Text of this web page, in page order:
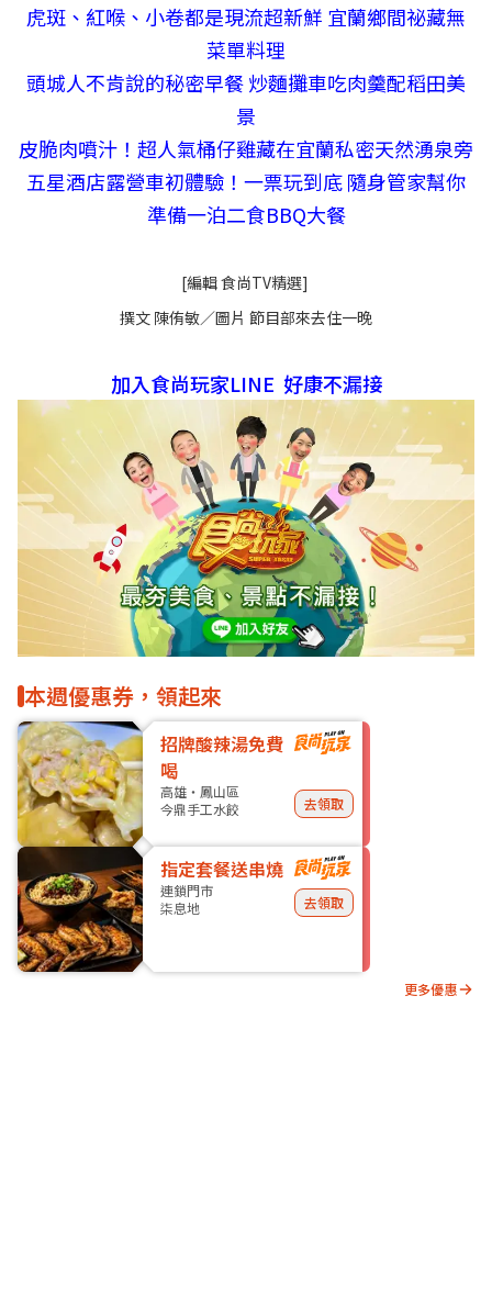
虎斑、紅喉、小卷都是現流超新鮮 宜蘭鄉間祕藏無
菜單料理
頭城人不肯說的秘密早餐 炒麵攤車吃肉羹配稻田美
景
皮脆肉噴汁！超人氣桶仔雞藏在宜蘭私密天然湧泉旁
五星酒店露營車初體驗！一票玩到底 隨身管家幫你
準備一泊二食BBQ大餐
[編輯 食尚TV精選]
撰文 陳侑敏／圖片 節目部來去住一晚
加入食尚玩家LINE 好康不漏接
本週優惠券，領起來
招牌酸辣湯免費
喝
高雄・鳳山區
今鼎手工水餃
去領取
指定套餐送串燒
連鎖門市
柒息地
去領取
更多優惠